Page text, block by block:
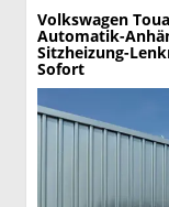
Volkswagen
Automatik-
Sitzheizung-
Sofort